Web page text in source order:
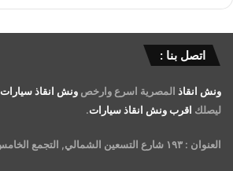
اتصل بنا :
ونش انقاذ المصرية اسرع وارخص ونش انقاذ سيارات
ليصلك اقرب ونش انقاذ سيارات.
العنوان : ١٩٣ شارع التسعين الشمالي, التجمع الخامس – القاهرة – مصر